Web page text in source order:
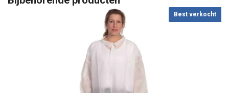
Best verkocht